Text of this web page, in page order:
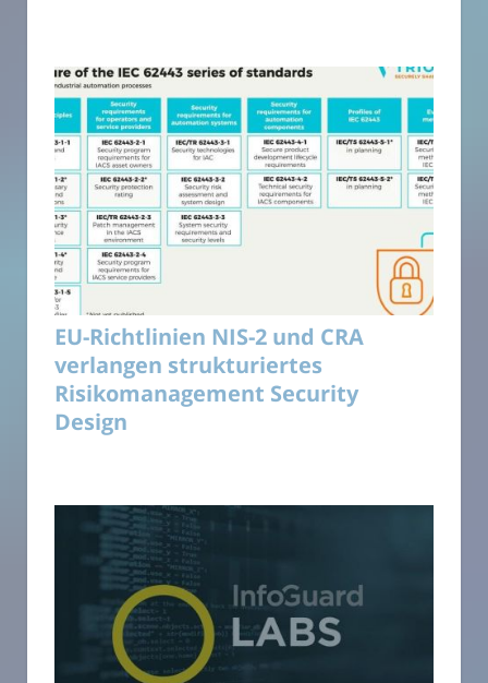
EU-Richtlinien NIS-2 und CRA
verlangen strukturiertes
Risikomanagement Security
Design